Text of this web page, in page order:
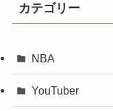
カテゴリー
NBA
YouTuber